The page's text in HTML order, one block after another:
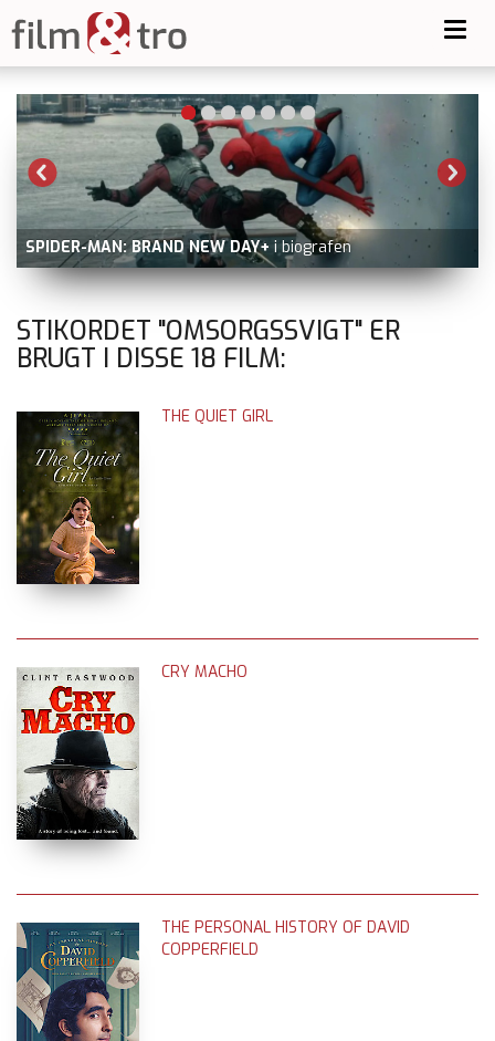
BATTLE OF OSLO nu på Prime Video udover filmstriben.dk
og dvd
STIKORDET "OMSORGSSVIGT" ER
BRUGT I DISSE 18 FILM:
THE QUIET GIRL
CRY MACHO
THE PERSONAL HISTORY OF DAVID
COPPERFIELD